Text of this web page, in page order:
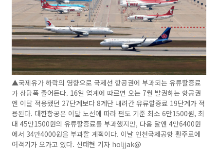
▲국제유가 하락의 영향으로 국제선 항공권에 부과되는 유류할증료
가 상당폭 줄어든다. 16일 업계에 따르면 오는 7월 발권하는 항공권
엔 이달 적용됐던 27단계보다 8계단 내려간 유류할증료 19단계가 적
용된다. 대한항공은 이달 노선에 따라 편도 기준 최소 6만1500원, 최
대 45만1500원의 유류할증료를 부과했지만, 다음 달엔 4만6400원
에서 34만4000원을 부과할 계획이다. 이날 인천국제공항 활주로에
여객기가 오가고 있다. 신태현 기자 holjjak@